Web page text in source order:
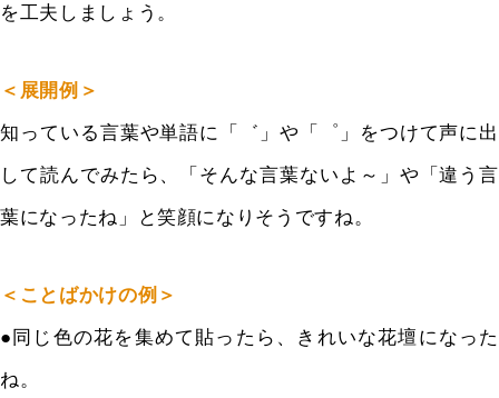
を工夫しましょう。
＜展開例＞
知っている言葉や単語に「゛」や「゜」をつけて声に出
して読んでみたら、
「 そんな言葉ないよ～」や「違う言
葉になったね」と笑顔になりそうですね。
＜ことばかけの例＞
●同じ色の花を集めて貼ったら、きれいな花壇になった
ね。